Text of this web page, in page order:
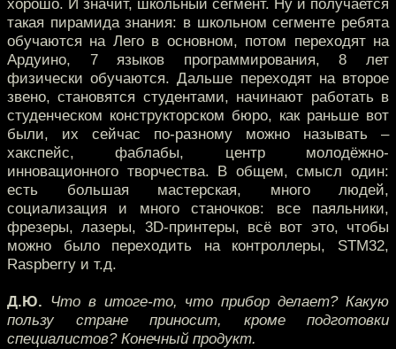
хорошо. И значит, школьный сегмент. Ну и получается
такая пирамида знания: в школьном сегменте ребята
обучаются на Лего в основном, потом переходят на
Ардуино, 7 языков программирования, 8 лет
физически обучаются. Дальше переходят на второе
звено, становятся студентами, начинают работать в
студенческом конструкторском бюро, как раньше вот
были, их сейчас по-разному можно называть –
хакспейс, фаблабы, центр молодёжно-
инновационного творчества. В общем, смысл один:
есть большая мастерская, много людей,
социализация и много станочков: все паяльники,
фрезеры, лазеры, 3D-принтеры, всё вот это, чтобы
можно было переходить на контроллеры, STM32,
Raspberry и т.д.
Д.Ю. Что в итоге-то, что прибор делает? Какую
пользу стране приносит, кроме подготовки
специалистов? Конечный продукт.